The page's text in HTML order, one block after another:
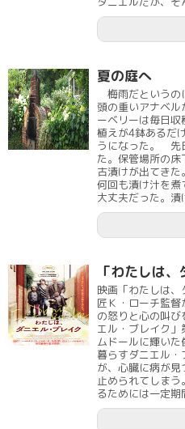
夏の庭へ
梅雨だというの
頭の重いアナベ
ーベリーは毎日
植えが4鉢あるだ
うになった。 先
た。保管場所の
古漬けが出てき
何回も漬け汁を煮
大丈夫だった。
「わたしは
映画「わたしは
匠Ｋ・ローチ監
の怒りと心の叫
エル・ブレイク
ムドールに輝い
暮らすダニエル
が、心臓に病が
止められてしま
るためには一定